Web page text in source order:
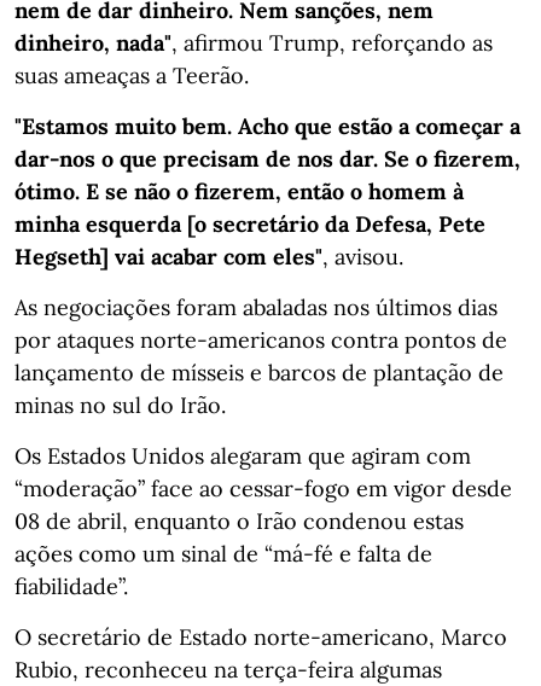
nem de dar dinheiro. Nem sanções, nem
dinheiro, nada", afirmou Trump, reforçando as
suas ameaças a Teerão.
"Estamos muito bem. Acho que estão a começar a
dar-nos o que precisam de nos dar. Se o fizerem,
ótimo. E se não o fizerem, então o homem à
minha esquerda [o secretário da Defesa, Pete
Hegseth] vai acabar com eles", avisou.
As negociações foram abaladas nos últimos dias
por ataques norte-americanos contra pontos de
lançamento de mísseis e barcos de plantação de
minas no sul do Irão.
Os Estados Unidos alegaram que agiram com
“moderação” face ao cessar-fogo em vigor desde
08 de abril, enquanto o Irão condenou estas
ações como um sinal de “má-fé e falta de
fiabilidade”.
O secretário de Estado norte-americano, Marco
Rubio, reconheceu na terça-feira algumas